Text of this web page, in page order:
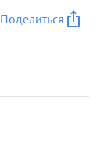
Поделиться